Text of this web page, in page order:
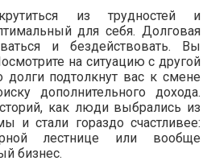
из трудностей и
для себя. Долговая
и бездействовать. Вы
на ситуацию с другой
подтолкнут вас к смене
дополнительного дохода.
как люди выбрались из
и стали гораздо счастливее:
лестнице или вообще
бизнес.